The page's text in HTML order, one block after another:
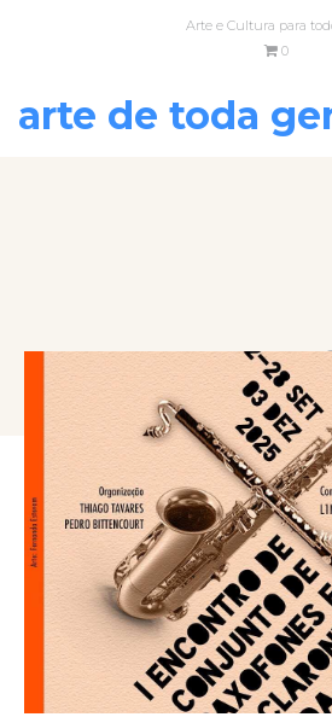
Arte e Cultura para
0
arte de toda